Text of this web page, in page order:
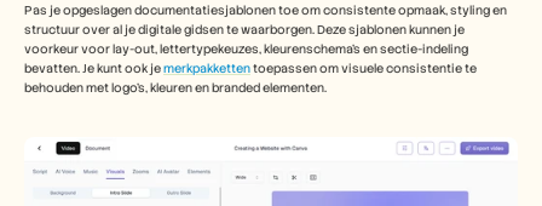
Pas je opgeslagen documentatiesjablonen toe om consistente opmaak, styling en
structuur over al je digitale gidsen te waarborgen. Deze sjablonen kunnen je
voorkeur voor lay-out, lettertypekeuzes, kleurenschema's en sectie-indeling
bevatten. Je kunt ook je merkpakketten toepassen om visuele consistentie te
behouden met logo's, kleuren en branded elementen.